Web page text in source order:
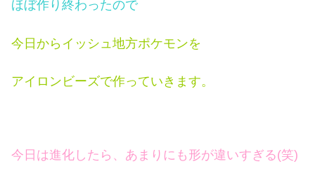
ほぼ作り終わったので
今日からイッシュ地方ポケモンを
アイロンビーズで作っていきます。
今日は進化したら、あまりにも形が違いすぎる(笑)